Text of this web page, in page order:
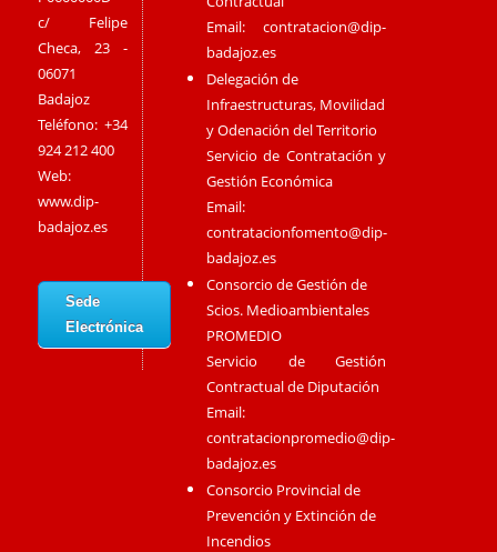
c/ Felipe
Checa, 23 -
06071
Badajoz
Teléfono: +34
924 212 400
Web:
www.dip-
badajoz.es
Sede
Electrónica
Email:contratacion@dip-
badajoz.es
Delegación de
Infraestructuras, Movilidad
y Odenación del Territorio
Servicio de Contratación y
Gestión Económica
Email:
contratacionfomento@dip-
badajoz.es
Consorcio de Gestión de
Scios. Medioambientales
PROMEDIO
Servicio de Gestión
Contractual de Diputación
Email:
contratacionpromedio@dip-
badajoz.es
Consorcio Provincial de
Prevención y Extinción de
Incendios